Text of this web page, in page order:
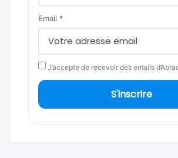
Email *
J’accepte de recevoir des emails
S'inscrire